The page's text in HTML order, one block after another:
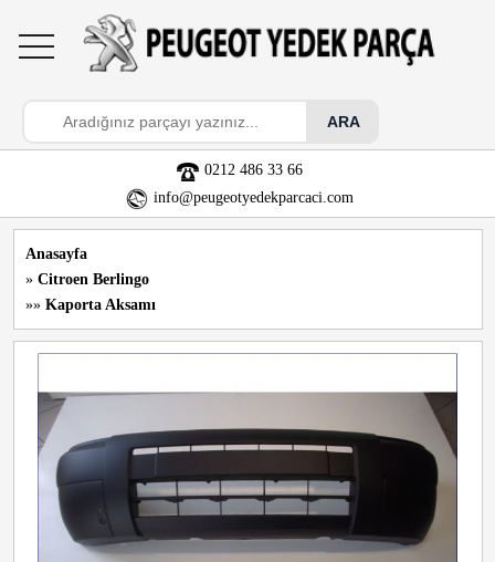
toggle
navigation
0212 486 33 66
info@peugeotyedekparcaci.com
Anasayfa
» Citroen Berlingo
»» Kaporta Aksamı